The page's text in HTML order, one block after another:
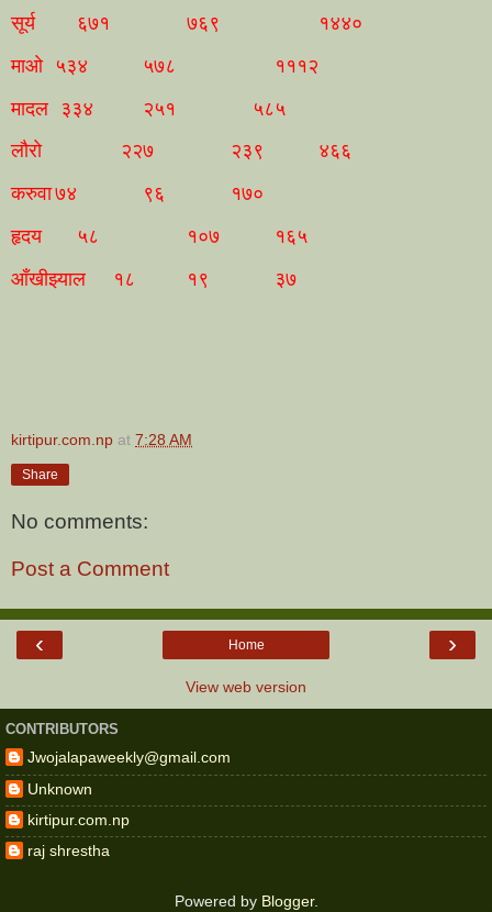
सूर्य
६७१ ७६९
१४४०
माओ ५३४ ५७८
१११२
मादल
३३४ २५१
५८५
लौरो
२२७ २३९
४६६
करुवा७४ ९६
१७०
हृदय
५८ १०७
१६५
आँखीझ्याल
१८ १९ ३७
kirtipur.com.np at 7:28 AM
Share
No comments:
Post a Comment
‹ ›
Home
View web version
CONTRIBUTORS
Jwojalapaweekly@gmail.com
Unknown
kirtipur.com.np
raj shrestha
Powered by Blogger.